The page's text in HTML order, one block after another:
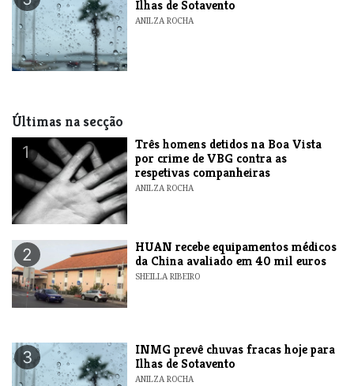
Ilhas de Sotavento
ANILZA ROCHA
Últimas na secção
1
Três homens detidos na Boa Vista
por crime de VBG contra as
respetivas companheiras
ANILZA ROCHA
2
HUAN recebe equipamentos médicos
da China avaliado em 40 mil euros
SHEILLA RIBEIRO
3
INMG prevê chuvas fracas hoje para
Ilhas de Sotavento
ANILZA ROCHA